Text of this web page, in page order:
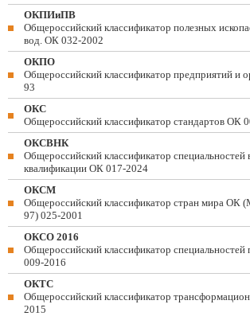
ОКПИиПВ
Общероссийский классификатор полезных
вод. ОК 032-2002
ОКПО
Общероссийский классификатор предприятий и
93
ОКС
Общероссийский классификатор стандартов
ОКСВНК
Общероссийский классификатор
квалификации ОК 017-2024
ОКСМ
Общероссийский классификатор стран мира
97) 025-2001
ОКСО 2016
Общероссийский классификатор
009-2016
ОКТС
Общероссийский классификатор
2015